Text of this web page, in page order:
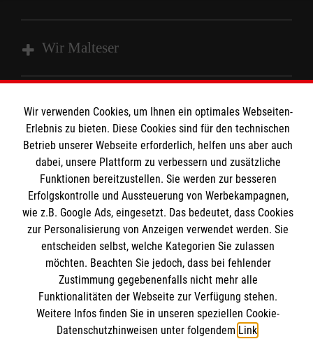
Wir Malteser
Angebote und Leistungen
Unsere Kurse
Mitarbeiten
Wir Malteser
Informationen
Kontakt
Pressestelle
Impressum
Datenschutz
Malteser online
Malteserorden
Malteser Jugend
Malteser International
Sharepoint
Spendenkonto
Empfänger: Malteser Hilfsdienst e.V.
Wir verwenden Cookies, um Ihnen ein optimales Webseiten-
Erlebnis zu bieten. Diese Cookies sind für den technischen
Betrieb unserer Webseite erforderlich, helfen uns aber auch
dabei, unsere Plattform zu verbessern und zusätzliche
Funktionen bereitzustellen. Sie werden zur besseren
Erfolgskontrolle und Aussteuerung von Werbekampagnen,
wie z.B. Google Ads, eingesetzt. Das bedeutet, dass Cookies
zur Personalisierung von Anzeigen verwendet werden. Sie
entscheiden selbst, welche Kategorien Sie zulassen
möchten. Beachten Sie jedoch, dass bei fehlender
Zustimmung gegebenenfalls nicht mehr alle
Funktionalitäten der Webseite zur Verfügung stehen.
Weitere Infos finden Sie in unseren speziellen Cookie-
Datenschutzhinweisen unter folgendem Link.